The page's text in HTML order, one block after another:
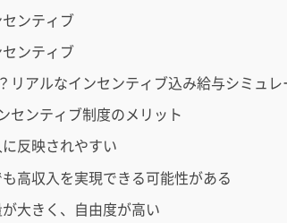
ンティブ
ンティブ
リアルなインセンティブ込み給与シミュレ
センティブ制度のメリット
反映されやすい
高収入を実現できる可能性がある
大きく、自由度が高い